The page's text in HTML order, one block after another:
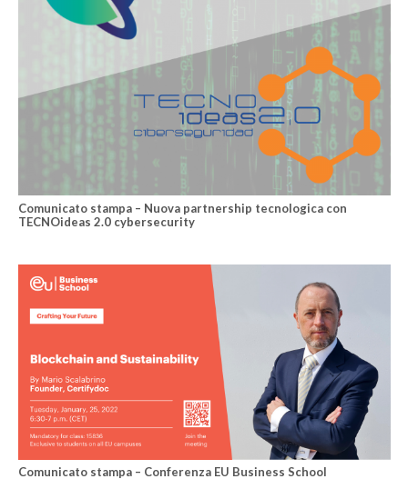
Comunicato stampa – Nuova partnership tecnologica con
TECNOideas 2.0 cybersecurity
Comunicato stampa – Conferenza EU Business School